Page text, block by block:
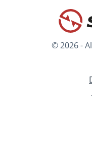
© 2026 -